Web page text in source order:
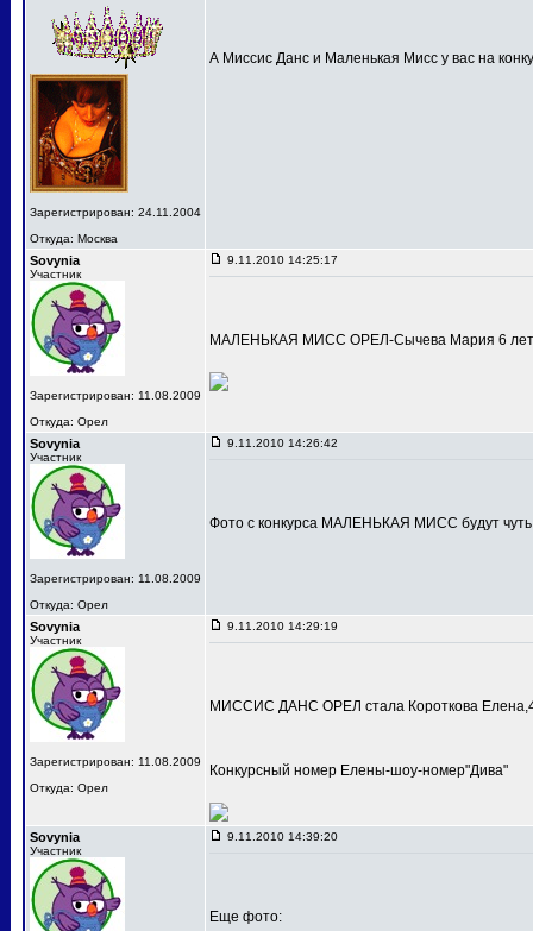
Зарегистрирован: 24.11.2004
Откуда: Москва
А Миссис Данс и Маленькая Мисс у вас на
Sovynia
Участник
Зарегистрирован: 11.08.2009
Откуда: Орел
9.11.2010 14:25:17
МАЛЕНЬКАЯ МИСС ОРЕЛ-Сычева Мария 6
Sovynia
Участник
Зарегистрирован: 11.08.2009
Откуда: Орел
9.11.2010 14:26:42
Фото с конкурса МАЛЕНЬКАЯ МИСС будут
Sovynia
Участник
Зарегистрирован: 11.08.2009
Откуда: Орел
9.11.2010 14:29:19
МИССИС ДАНС ОРЕЛ стала Короткова
Конкурсный номер Елены-шоу-номер"Дива"
Sovynia
Участник
9.11.2010 14:39:20
Еще фото: